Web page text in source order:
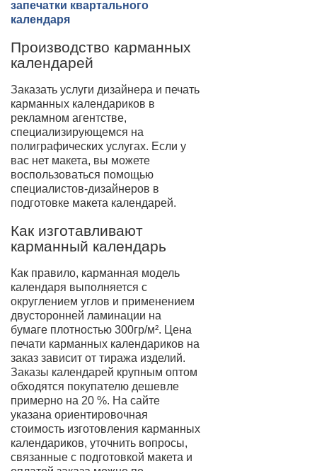
запечатки квартального
календаря
Производство карманных
календарей
Заказать услуги дизайнера и печать
карманных календариков в
рекламном агентстве,
специализирующемся на
полиграфических услугах. Если у
вас нет макета, вы можете
воспользоваться помощью
специалистов-дизайнеров в
подготовке макета календарей.
Как изготавливают
карманный календарь
Как правило, карманная модель
календаря выполняется с
округлением углов и применением
двусторонней ламинации на
бумаге плотностью 300гр/м². Цена
печати карманных календариков на
заказ зависит от тиража изделий.
Заказы календарей крупным оптом
обходятся покупателю дешевле
примерно на 20 %. На сайте
указана ориентировочная
стоимость изготовления карманных
календариков, уточнить вопросы,
связанные с подготовкой макета и